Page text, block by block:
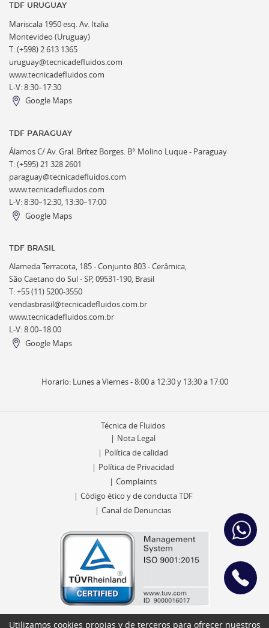
Utilizamos cookies propias y de terceros para ofrecer nuestros
TDF URUGUAY
Mariscala 1950 esq. Av. Italia
Montevideo (Uruguay)
T: (+598) 2 613 1365
uruguay@tecnicadefluidos.com
www.tecnicadefluidos.com
L-V: 8:30–17:30
Google Maps
TDF PARAGUAY
Álamos C/ Av. Gral. Brítez Borges. B° Molino Luque - Paraguay
T: (+595) 21 328 2601
paraguay@tecnicadefluidos.com
www.tecnicadefluidos.com
L-V: 8:30–12:30, 13:30–17:00
Google Maps
TDF BRASIL
Alameda Terracota, 185 - Conjunto 803 - Cerâmica,
São Caetano do Sul - SP, 09531-190, Brasil
T: +55 (11) 5200-3550
vendasbrasil@tecnicadefluidos.com.br
www.tecnicadefluidos.com.br
L-V: 8:00–18:00
Google Maps
Horario: Lunes a Viernes - 8:00 a 12:30 y 13:30 a 17:00
Técnica de Fluidos
Nota Legal
Política de calidad
Política de Privacidad
Complaints
Código ético y de conducta TDF
Canal de Denuncias